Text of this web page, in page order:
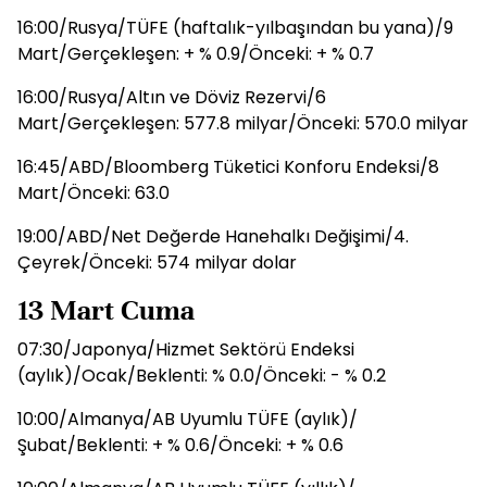
16:00/Rusya/TÜFE (haftalık-yılbaşından bu yana)/9
Mart/Gerçekleşen: + % 0.9/Önceki: + % 0.7
16:00/Rusya/Altın ve Döviz Rezervi/6
Mart/Gerçekleşen: 577.8 milyar/Önceki: 570.0 milyar
16:45/ABD/Bloomberg Tüketici Konforu Endeksi/8
Mart/Önceki: 63.0
19:00/ABD/Net Değerde Hanehalkı Değişimi/4.
Çeyrek/Önceki: 574 milyar dolar
13 Mart Cuma
07:30/Japonya/Hizmet Sektörü Endeksi
(aylık)/Ocak/Beklenti: % 0.0/Önceki: - % 0.2
10:00/Almanya/AB Uyumlu TÜFE (aylık)/
Şubat/Beklenti: + % 0.6/Önceki: + % 0.6